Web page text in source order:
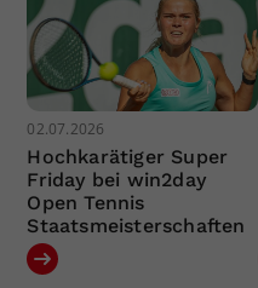
02.07.2026
Hochkarätiger Super
Friday bei win2day
Open Tennis
Staatsmeisterschaften